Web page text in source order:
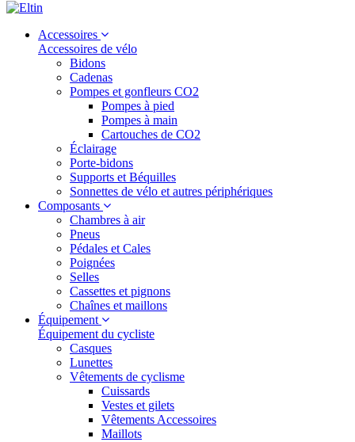
Accessoires
Accessoires de vélo
Bidons
Cadenas
Pompes et gonfleurs CO2
Pompes à pied
Pompes à main
Cartouches de CO2
Éclairage
Porte-bidons
Supports et Béquilles
Sonnettes de vélo et autres périphériques
Composants
Chambres à air
Pneus
Pédales et Cales
Poignées
Selles
Cassettes et pignons
Chaînes et maillons
Équipement
Équipement du cycliste
Casques
Lunettes
Vêtements de cyclisme
Cuissards
Vestes et gilets
Vêtements Accessoires
Maillots